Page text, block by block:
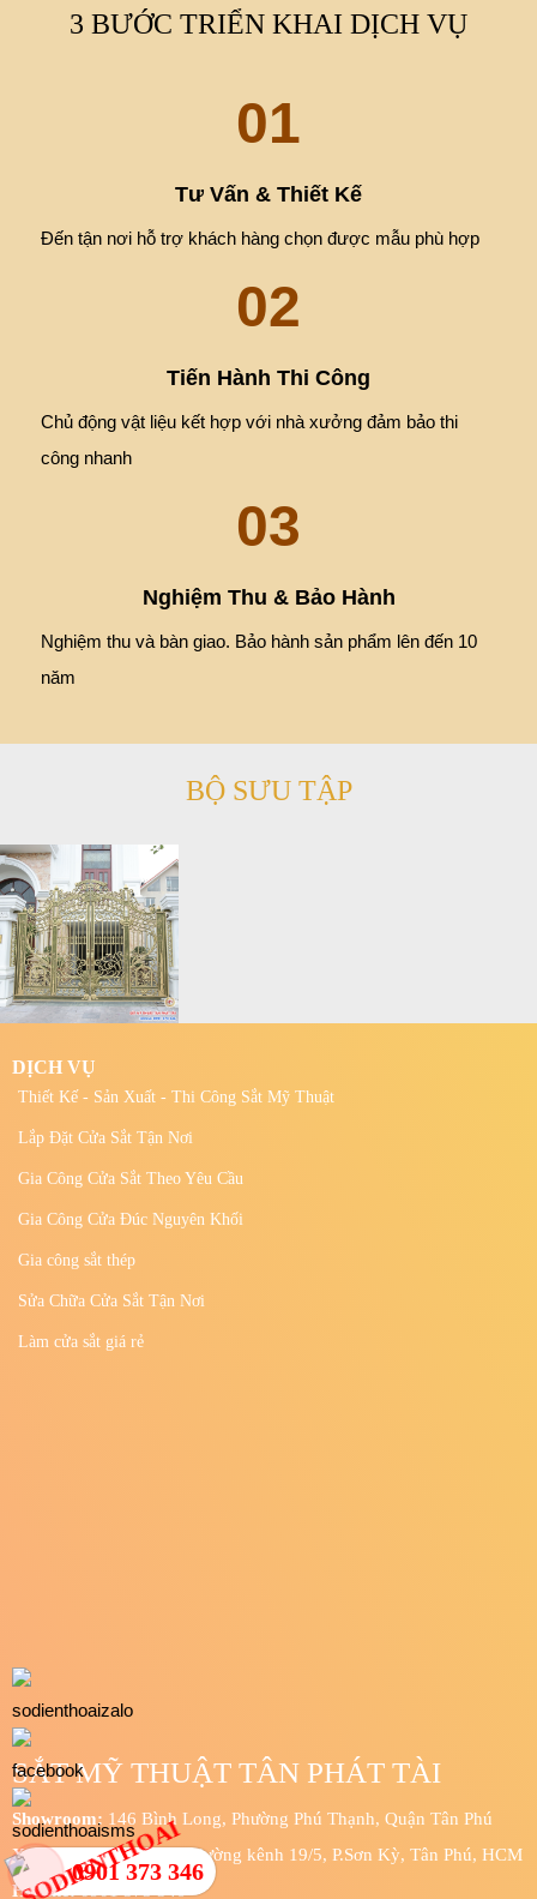
3 BƯỚC TRIỂN KHAI DỊCH VỤ
01
Tư Vấn & Thiết Kế
Đến tận nơi hỗ trợ khách hàng chọn được mẫu phù hợp
02
Tiến Hành Thi Công
Chủ động vật liệu kết hợp với nhà xưởng đảm bảo thi
công nhanh
03
Nghiệm Thu & Bảo Hành
Nghiệm thu và bàn giao. Bảo hành sản phẩm lên đến 10
năm
BỘ SƯU TẬP
SẮT MỸ THUẬT TÂN PHÁT TÀI
Showroom: 146 Bình Long, Phường Phú Thạnh, Quận Tân Phú
Xưởng sản xuất:123/9 đường kênh 19/5, P.Sơn Kỳ, Tân Phú, HCM
Hotline:
DỊCH VỤ
Thiết Kế - Sản Xuất - Thi Công Sắt Mỹ Thuật
Lắp Đặt Cửa Sắt Tận Nơi
Gia Công Cửa Sắt Theo Yêu Cầu
Gia Công Cửa Đúc Nguyên Khối
Gia công sắt thép
Sửa Chữa Cửa Sắt Tận Nơi
Làm cửa sắt giá rẻ
0901 373 346